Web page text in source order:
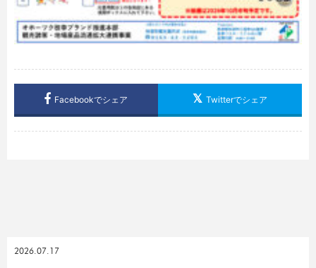
Facebookでシェア Twitterでシェア
2026.07.17